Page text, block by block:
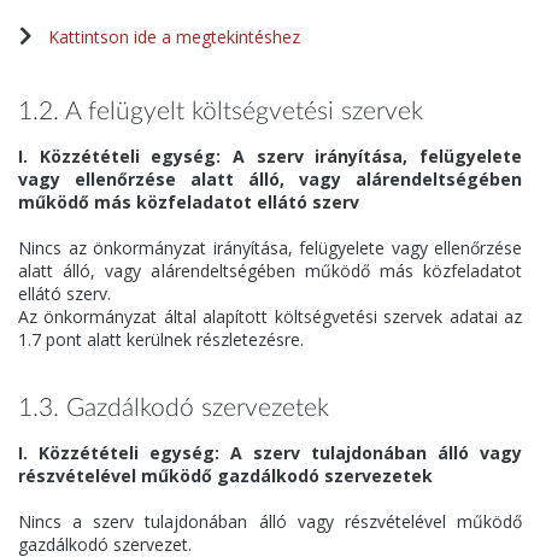
Kattintson ide a megtekintéshez
1.2. A felügyelt költségvetési szervek
I. Közzétételi egység: A szerv irányítása, felügyelete
vagy ellenőrzése alatt álló, vagy alárendeltségében
működő más közfeladatot ellátó szerv
Nincs az önkormányzat irányítása, felügyelete vagy ellenőrzése
alatt álló, vagy alárendeltségében működő más közfeladatot
ellátó szerv.
Az önkormányzat által alapított költségvetési szervek adatai az
1.7 pont alatt kerülnek részletezésre.
1.3. Gazdálkodó szervezetek
I. Közzétételi egység: A szerv tulajdonában álló vagy
részvételével működő gazdálkodó szervezetek
Nincs a szerv tulajdonában álló vagy részvételével működő
gazdálkodó szervezet.